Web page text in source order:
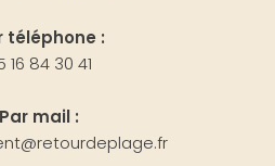
téléphone :
16 84 30 41
Par mail :